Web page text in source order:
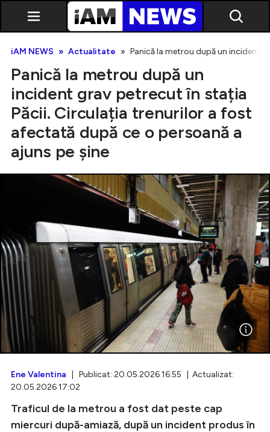
Exclusiv
Intră în cont
Creează cont
iAM NEWS Actualitate Panicǎ la metrou după un incident
Panicǎ la metrou după un
incident grav petrecut în stația
Păcii. Circulația trenurilor a fost
afectată după ce o persoană a
ajuns pe șine
Ene Valentina | Publicat: 20.05.2026 16:55 | Actualizat:
20.05.2026 17:02
Traficul de la metrou a fost dat peste cap
miercuri după-amiază, după un incident produs în